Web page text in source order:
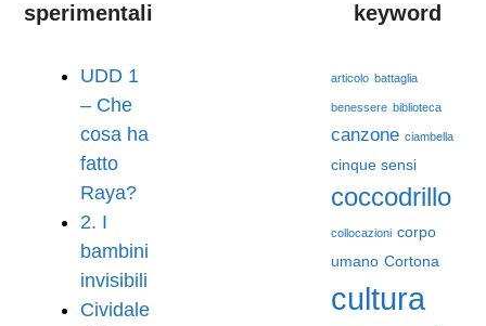
sperimentali
UDD 1
– Che
cosa ha
fatto
Raya?
2. I
bambini
invisibili
Cividale
keyword
articolo battaglia
benessere biblioteca
canzone ciambella
cinque sensi
coccodrillo
collocazioni corpo
umano Cortona
cultura